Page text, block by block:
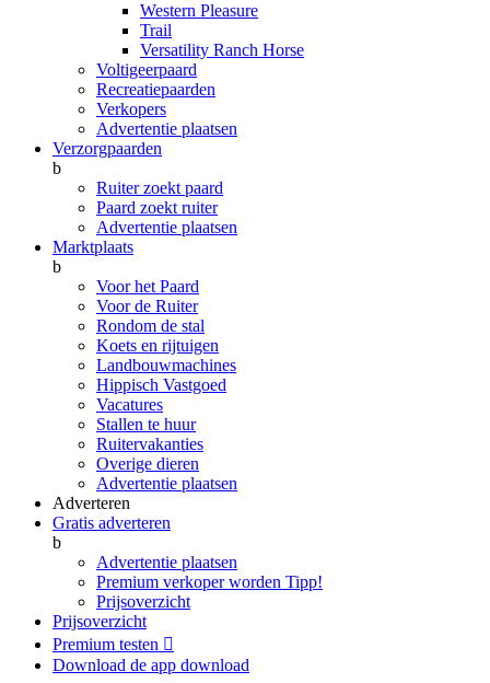
Western Pleasure
Trail
Versatility Ranch Horse
Voltigeerpaard
Recreatiepaarden
Verkopers
Advertentie plaatsen
Verzorgpaarden
b
Ruiter zoekt paard
Paard zoekt ruiter
Advertentie plaatsen
Marktplaats
b
Voor het Paard
Voor de Ruiter
Rondom de stal
Koets en rijtuigen
Landbouwmachines
Hippisch Vastgoed
Vacatures
Stallen te huur
Ruitervakanties
Overige dieren
Advertentie plaatsen
Adverteren
Gratis adverteren
b
Advertentie plaatsen
Premium verkoper worden Tipp!
Prijsoverzicht
Prijsoverzicht
Premium testen 
Download de app download